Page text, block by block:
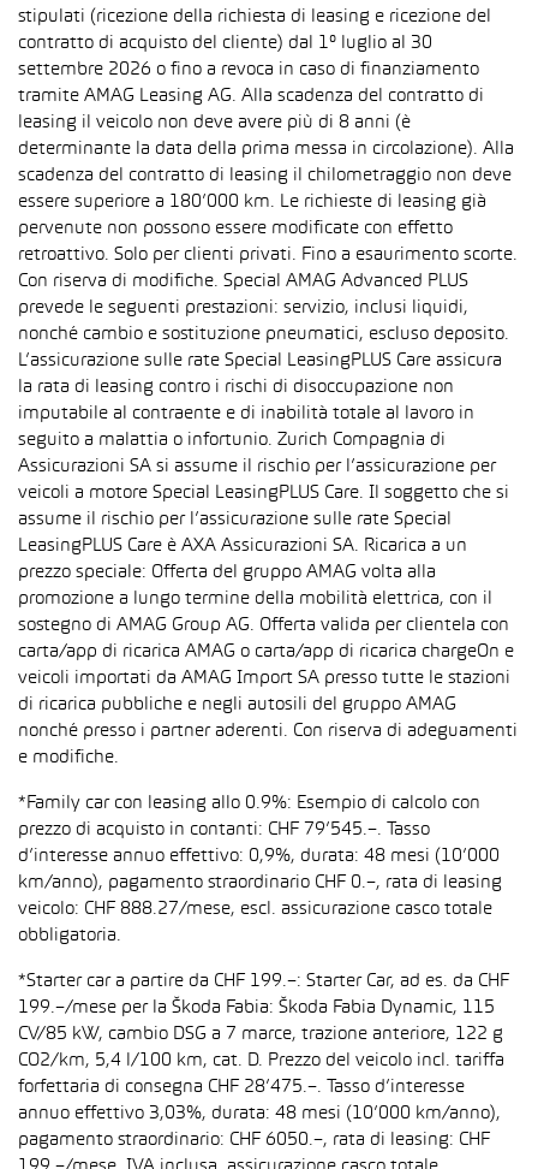
stipulati (ricezione della richiesta di leasing e ricezione del
contratto di acquisto del cliente) dal 1° luglio al 30
settembre 2026 o fino a revoca in caso di finanziamento
tramite AMAG Leasing AG. Alla scadenza del contratto di
leasing il veicolo non deve avere più di 8 anni (è
determinante la data della prima messa in circolazione). Alla
scadenza del contratto di leasing il chilometraggio non deve
essere superiore a 180’000 km. Le richieste di leasing già
pervenute non possono essere modificate con effetto
retroattivo. Solo per clienti privati. Fino a esaurimento scorte.
Con riserva di modifiche. Special AMAG Advanced PLUS
prevede le seguenti prestazioni: servizio, inclusi liquidi,
nonché cambio e sostituzione pneumatici, escluso deposito.
L’assicurazione sulle rate Special LeasingPLUS Care assicura
la rata di leasing contro i rischi di disoccupazione non
imputabile al contraente e di inabilità totale al lavoro in
seguito a malattia o infortunio. Zurich Compagnia di
Assicurazioni SA si assume il rischio per l’assicurazione per
veicoli a motore Special LeasingPLUS Care. Il soggetto che si
assume il rischio per l’assicurazione sulle rate Special
LeasingPLUS Care è AXA Assicurazioni SA. Ricarica a un
prezzo speciale: Offerta del gruppo AMAG volta alla
promozione a lungo termine della mobilità elettrica, con il
sostegno di AMAG Group AG. Offerta valida per clientela con
carta/app di ricarica AMAG o carta/app di ricarica chargeOn e
veicoli importati da AMAG Import SA presso tutte le stazioni
di ricarica pubbliche e negli autosili del gruppo AMAG
nonché presso i partner aderenti. Con riserva di adeguamenti
e modifiche.
*Family car con leasing allo 0.9%: Esempio di calcolo con
prezzo di acquisto in contanti: CHF 79’545.–. Tasso
d’interesse annuo effettivo: 0,9%, durata: 48 mesi (10’000
km/anno), pagamento straordinario CHF 0.–, rata di leasing
veicolo: CHF 888.27/mese, escl. assicurazione casco totale
obbligatoria.
*Starter car a partire da CHF 199.–: Starter Car, ad es. da CHF
199.–/mese per la Škoda Fabia: Škoda Fabia Dynamic, 115
CV/85 kW, cambio DSG a 7 marce, trazione anteriore, 122 g
CO2/km, 5,4 l/100 km, cat. D. Prezzo del veicolo incl. tariffa
forfettaria di consegna CHF 28’475.–. Tasso d’interesse
annuo effettivo 3,03%, durata: 48 mesi (10’000 km/anno),
pagamento straordinario: CHF 6050.–, rata di leasing: CHF